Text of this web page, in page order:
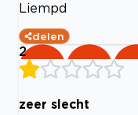
Liempd
delen
2
zeer slecht